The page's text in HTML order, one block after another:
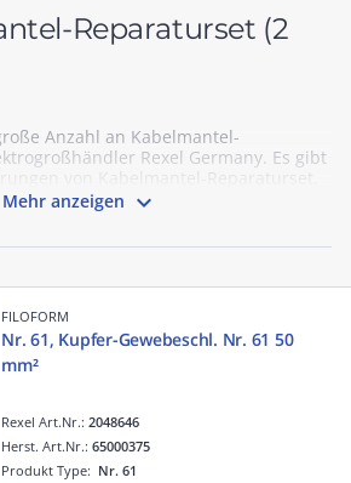
Reparaturset (2
Anzahl an Kabelmantel-
Rexel Germany. Es gibt
von Kabelmantel-Reparaturset.
Mehr anzeigen 
FILOFORM
Nr. 61, Kupfer-Gewebeschl. Nr. 61 50
mm²
Rexel Art.Nr.:2048646
Produkt Type: Nr. 61
Herst. Art.Nr.:65000375